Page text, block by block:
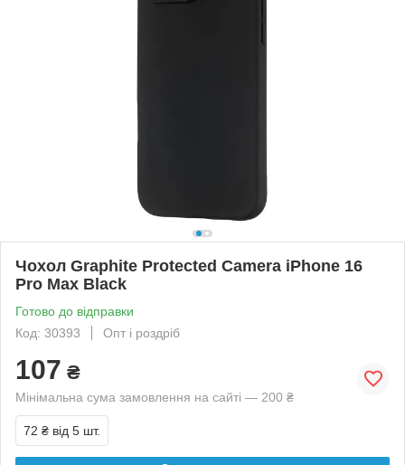
Чохол Graphite Protected Camera iPhone 16
Pro Max Black
Готово до відправки
Код: 30393
Опт і роздріб
107 ₴
Мінімальна сума замовлення на сайті — 200 ₴
72 ₴ від 5 шт.